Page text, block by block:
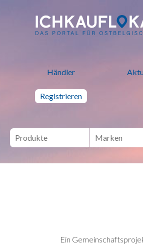
ich kauf lokal -
Händler
Registrieren
SEITENFUSS
Ein